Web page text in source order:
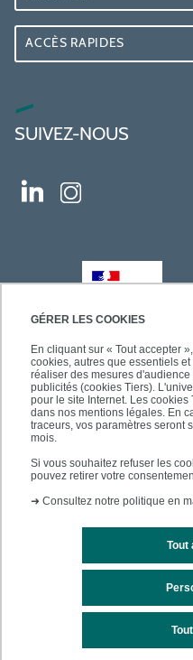
GÉRER LES COOKIES
En cliquant sur « Tout accepter
cookies, autres que essentiels
réaliser des mesures
publicités (cookies Tiers).
pour le site Internet. Les
dans nos mentions légales. En
traceurs, vos paramètres seront
mois.
Si vous souhaitez refuser les
pouvez retirer votre
➜ Consultez notre politique en
Tout
ACCÈS RAPIDES
SUIVEZ-NOUS
Mentions légales